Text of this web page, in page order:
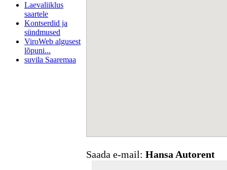
Laevaliiklus
saartele
Kontserdid ja
sündmused
ViroWeb algusest
lõpuni...
suvila Saaremaa
Saada e-mail: Hansa Autorent